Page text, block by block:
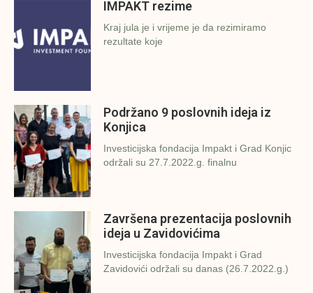
IMPAKT rezime
Kraj jula je i vrijeme je da rezimiramo
rezultate koje
Podržano 9 poslovnih ideja iz
Konjica
Investicijska fondacija Impakt i Grad Konjic
održali su 27.7.2022.g. finalnu
Završena prezentacija poslovnih
ideja u Zavidovićima
Investicijska fondacija Impakt i Grad
Zavidovići održali su danas (26.7.2022.g.)